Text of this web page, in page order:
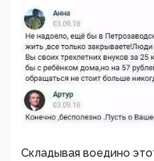
Складывая воедино